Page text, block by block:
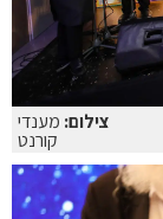
צילום: מענדי
קורנט